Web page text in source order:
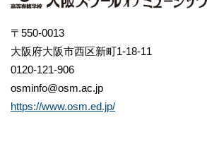
〒550-0013
大阪府大阪市西区新町1-18-11
0120-121-906
osminfo@osm.ac.jp
https://www.osm.ed.jp/